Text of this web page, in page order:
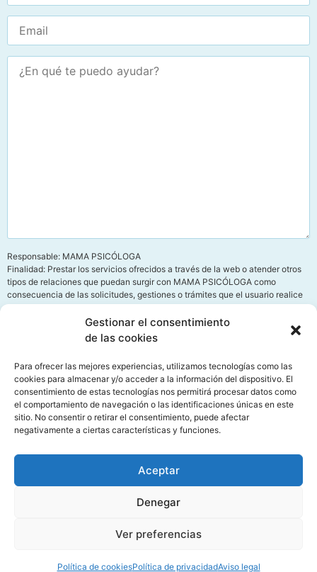
Gestionar el consentimiento
de las cookies
Para ofrecer las mejores experiencias, utilizamos tecnologías como las
cookies para almacenar y/o acceder a la información del dispositivo. El
consentimiento de estas tecnologías nos permitirá procesar datos como
el comportamiento de navegación o las identificaciones únicas en este
sitio. No consentir o retirar el consentimiento, puede afectar
negativamente a ciertas características y funciones.
Aceptar
Denegar
Ver preferencias
Política de cookiesPolítica de privacidadAviso legal
Responsable: MAMA PSICÓLOGA
Finalidad: Prestar los servicios ofrecidos a través de la web o atender otros
tipos de relaciones que puedan surgir con MAMA PSICÓLOGA como
consecuencia de las solicitudes, gestiones o trámites que el usuario realice
mediante la web.
Legitimación: Consentimiento del interesado según lo dispuesto en el
Reglamento (UE) 2016/679 y la LOPDGDD 3/2018.
Destinatarios: Fichero interno automatizado de MAMA PSICÓLOGA y
que se establezca cuando exista autorización legal por el usuario para
hacerlo.
Derechos: Acceso, rectificación, cesión, oposición y derecho al olvido.
Información adicional: Puede obtener toda la Información adicional y
detallada que precise sobre el tratamiento y protección de sus datos
personales en el enlacePolítica de Privacidad